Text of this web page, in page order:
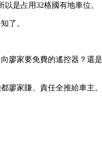
是占用32格國有地車位。
了。
廖家要免費的遙控器？還
廖家賺、責任全推給車主。